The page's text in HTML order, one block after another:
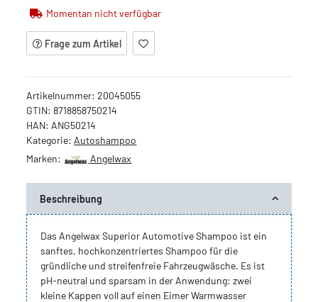
Momentan nicht verfügbar
Frage zum Artikel
Artikelnummer:20045055
GTIN: 8718858750214
HAN: ANG50214
Kategorie: Autoshampoo
Marken:
Angelwax
Beschreibung
Das Angelwax Superior Automotive Shampoo ist ein
sanftes, hochkonzentriertes Shampoo für die
gründliche und streifenfreie Fahrzeugwäsche. Es ist
pH-neutral und sparsam in der Anwendung: zwei
kleine Kappen voll auf einen Eimer Warmwasser